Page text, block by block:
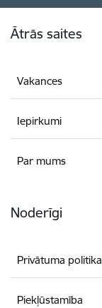
Ātrās saites
Vakances
Iepirkumi
Par mums
Noderīgi
Privātuma politika
Piekļūstamība